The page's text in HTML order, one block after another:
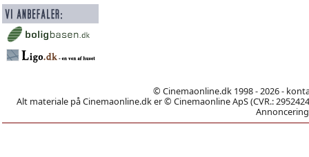
© Cinemaonline.dk 1998 - 2026 -
Alt materiale på Cinemaonline.dk er © Cinemaonline ApS (CVR.: